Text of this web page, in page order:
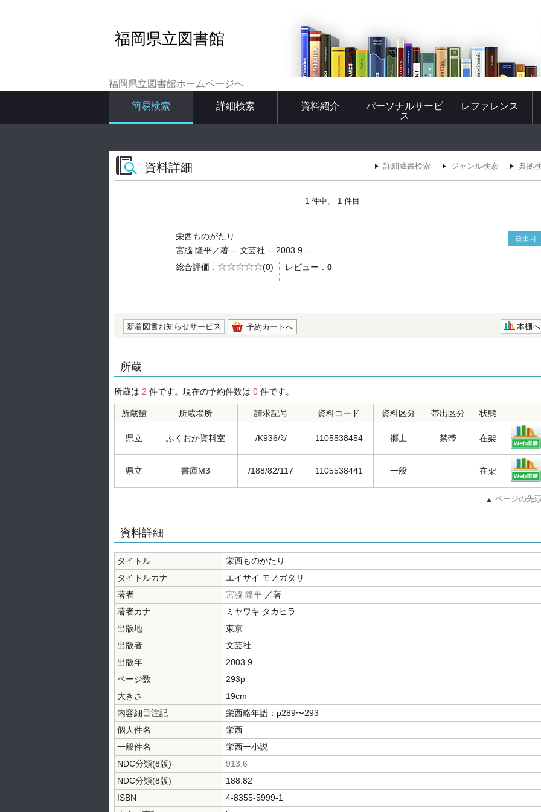
福岡県立図書館
福岡県立図書館ホームページへ
簡易検索 詳細検索 資料紹介
パーソナルサービ
ス
レファレンス
資料詳細 詳細蔵書検索 ジャンル検索 典拠
1 件中、 1 件目
栄西ものがたり 貸出可
宮脇 隆平／著 -- 文芸社 -- 2003.9 --
総合評価
5段階評価
(0) レビュー 0
新着図書お知らせサービス 予約カートへ 本棚へ
所蔵
所蔵は 2 件です。現在の予約件数は 0 件です。
所蔵館 所蔵場所 請求記号 資料コード 資料区分 帯出区分 状態
県立 ふくおか資料室 /K936/ﾐ/ 1105538454 郷土 禁帯 在架
県立 書庫M3 /188/82/117 1105538441 一般 在架
ページの先
資料詳細
タイトル
栄西ものがたり
タイトルカナ
エイサイ モノガタリ
著者
宮脇 隆平 ／著
著者カナ
ミヤワキ タカヒラ
出版地
東京
出版者
文芸社
出版年
2003.9
ページ数
293p
大きさ
19cm
内容細目注記
栄西略年譜：p289〜293
個人件名
栄西
一般件名
栄西ー小説
NDC分類(8版)
913.6
NDC分類(8版)
188.82
ISBN
4-8355-5999-1